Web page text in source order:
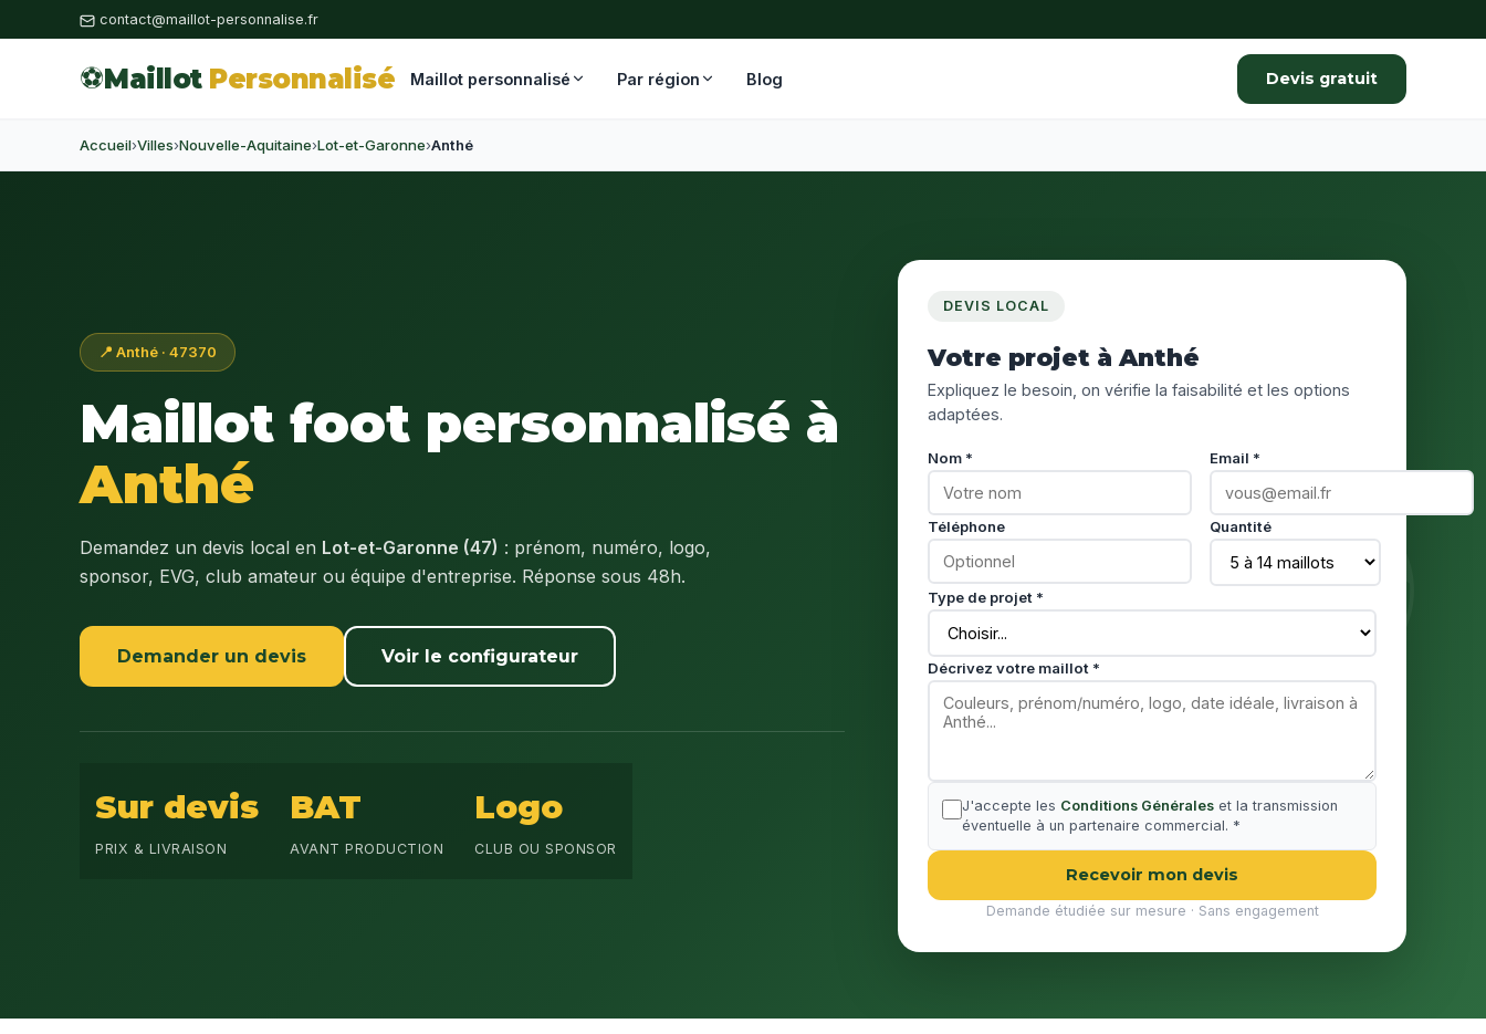
contact@maillot-personnalise.fr
⚽Maillot Personnalisé Maillot personnalisé Par région Blog Devis gratuit
Accueil›Villes›Nouvelle-Aquitaine›Lot-et-Garonne›Anthé
📍 Anthé · 47370
Maillot foot personnalisé à
Anthé
Demandez un devis local en Lot-et-Garonne (47) : prénom, numéro, logo,
sponsor, EVG, club amateur ou équipe d'entreprise. Réponse sous 48h.
Demander un devis Voir le configurateur
Sur devis
PRIX & LIVRAISON
BAT
AVANT PRODUCTION
Logo
CLUB OU SPONSOR
DEVIS LOCAL
Votre projet à Anthé
Expliquez le besoin, on vérifie la faisabilité et les options
adaptées.
Nom * Email *
Téléphone Quantité
Type de projet *
Décrivez votre maillot *
J'accepte les Conditions Générales et la transmission
éventuelle à un partenaire commercial. *
Recevoir mon devis
Demande étudiée sur mesure · Sans engagement